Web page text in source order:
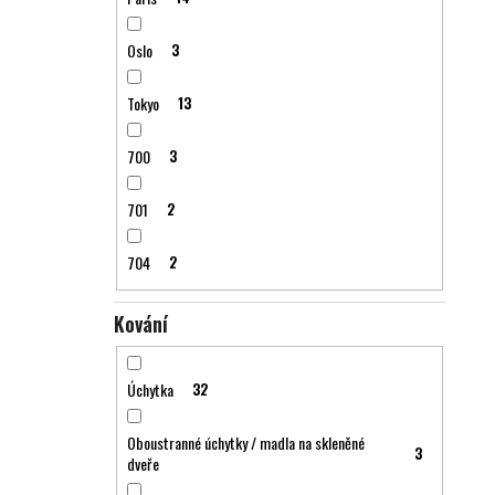
Oslo 3
Tokyo 13
700 3
701 2
704 2
Kování
Úchytka 32
Oboustranné úchytky / madla na skleněné
dveře
3